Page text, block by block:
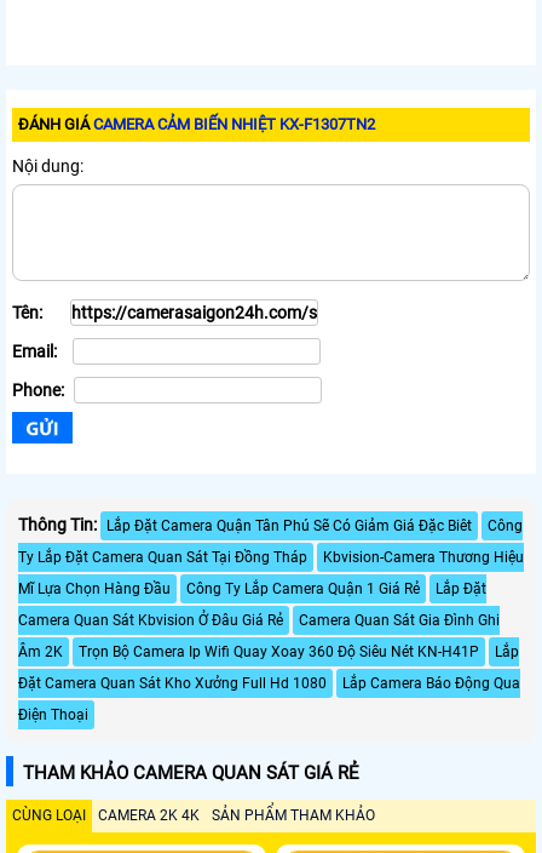
ĐÁNH GIÁCAMERA CẢM BIẾN NHIỆT KX-F1307TN2
Nội dung:
Tên:
Email:
Phone:
Thông Tin: Lắp Đặt Camera Quận Tân Phú Sẽ Có Giảm Giá Đặc Biêt
Công
Ty Lắp Đặt Camera Quan Sát Tại Đồng Tháp
Kbvision-Camera Thương Hiệu
Mĩ Lựa Chọn Hàng Đầu
Công Ty Lắp Camera Quận 1 Giá Rẻ
Lắp Đặt
Camera Quan Sát Kbvision Ở Đâu Giá Rẻ
Camera Quan Sát Gia Đình Ghi
Âm 2K
Trọn Bộ Camera Ip Wifi Quay Xoay 360 Độ Siêu Nét KN-H41P
Lắp
Đặt Camera Quan Sát Kho Xưởng Full Hd 1080
Lắp Camera Báo Động Qua
Điện Thoại
THAM KHẢO CAMERA QUAN SÁT GIÁ RẺ
CÙNG LOẠI CAMERA 2K 4K SẢN PHẨM THAM KHẢO